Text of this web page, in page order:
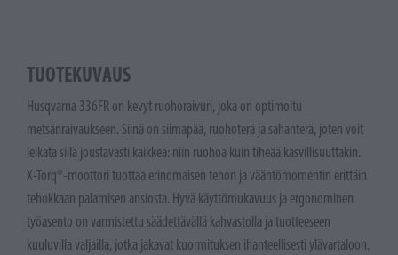
TUOTEKUVAUS
Husqvarna 336FR on kevyt ruohoraivuri, joka on optimoitu
metsänraivaukseen. Siinä on siimapää, ruohoterä ja sahanterä, joten voit
leikata sillä joustavasti kaikkea: niin ruohoa kuin tiheää kasvillisuuttakin.
X-Torq®-moottori tuottaa erinomaisen tehon ja vääntömomentin erittäin
tehokkaan palamisen ansiosta. Hyvä käyttömukavuus ja ergonominen
työasento on varmistettu säädettävällä kahvastolla ja tuotteeseen
kuuluvilla valjailla, jotka jakavat kuormituksen ihanteellisesti ylävartaloon.